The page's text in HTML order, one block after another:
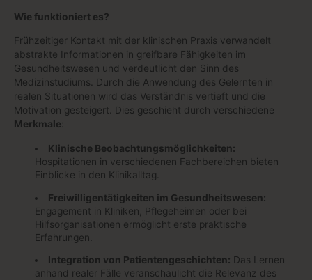
Wie funktioniert es?
Frühzeitiger Kontakt mit der klinischen Praxis verwandelt
abstrakte Informationen in greifbare Fähigkeiten im
Gesundheitswesen und verdeutlicht den Sinn des
Medizinstudiums. Durch die Anwendung des Gelernten in
realen Situationen wird das Verständnis vertieft und die
Motivation gesteigert. Dies geschieht durch verschiedene
Merkmale:
Klinische Beobachtungsmöglichkeiten:
Hospitationen in verschiedenen Fachbereichen bieten
Einblicke in den Klinikalltag.
Freiwilligentätigkeiten im Gesundheitswesen:
Engagement in Kliniken, Pflegeheimen oder bei
Hilfsorganisationen ermöglicht erste praktische
Erfahrungen.
Integration von Patientengeschichten: Das Lernen
anhand realer Fälle veranschaulicht die Relevanz des